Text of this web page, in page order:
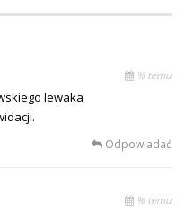
% temu
lewaka
Odpowiadać
% temu